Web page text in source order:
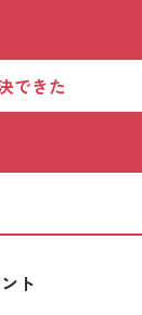
できた
ト